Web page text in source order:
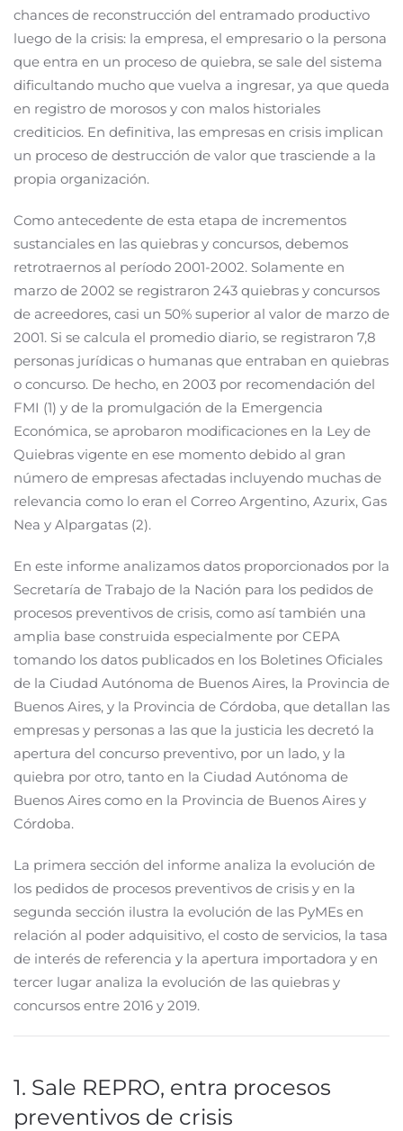
chances de reconstrucción del entramado productivo
luego de la crisis: la empresa, el empresario o la persona
que entra en un proceso de quiebra, se sale del sistema
dificultando mucho que vuelva a ingresar, ya que queda
en registro de morosos y con malos historiales
crediticios. En definitiva, las empresas en crisis implican
un proceso de destrucción de valor que trasciende a la
propia organización.
Como antecedente de esta etapa de incrementos
sustanciales en las quiebras y concursos, debemos
retrotraernos al período 2001-2002. Solamente en
marzo de 2002 se registraron 243 quiebras y concursos
de acreedores, casi un 50% superior al valor de marzo de
2001. Si se calcula el promedio diario, se registraron 7,8
personas jurídicas o humanas que entraban en quiebras
o concurso. De hecho, en 2003 por recomendación del
FMI (1) y de la promulgación de la Emergencia
Económica, se aprobaron modificaciones en la Ley de
Quiebras vigente en ese momento debido al gran
número de empresas afectadas incluyendo muchas de
relevancia como lo eran el Correo Argentino, Azurix, Gas
Nea y Alpargatas (2).
En este informe analizamos datos proporcionados por la
Secretaría de Trabajo de la Nación para los pedidos de
procesos preventivos de crisis, como así también una
amplia base construida especialmente por CEPA
tomando los datos publicados en los Boletines Oficiales
de la Ciudad Autónoma de Buenos Aires, la Provincia de
Buenos Aires, y la Provincia de Córdoba, que detallan las
empresas y personas a las que la justicia les decretó la
apertura del concurso preventivo, por un lado, y la
quiebra por otro, tanto en la Ciudad Autónoma de
Buenos Aires como en la Provincia de Buenos Aires y
Córdoba.
La primera sección del informe analiza la evolución de
los pedidos de procesos preventivos de crisis y en la
segunda sección ilustra la evolución de las PyMEs en
relación al poder adquisitivo, el costo de servicios, la tasa
de interés de referencia y la apertura importadora y en
tercer lugar analiza la evolución de las quiebras y
concursos entre 2016 y 2019.
1. Sale REPRO, entra procesos
preventivos de crisis